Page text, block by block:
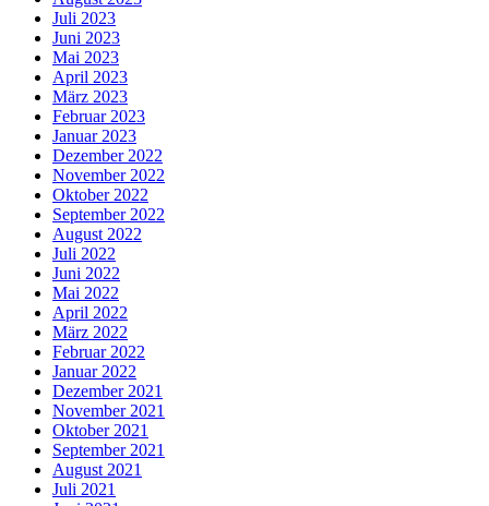
Juli 2023
Juni 2023
Mai 2023
April 2023
März 2023
Februar 2023
Januar 2023
Dezember 2022
November 2022
Oktober 2022
September 2022
August 2022
Juli 2022
Juni 2022
Mai 2022
April 2022
März 2022
Februar 2022
Januar 2022
Dezember 2021
November 2021
Oktober 2021
September 2021
August 2021
Juli 2021